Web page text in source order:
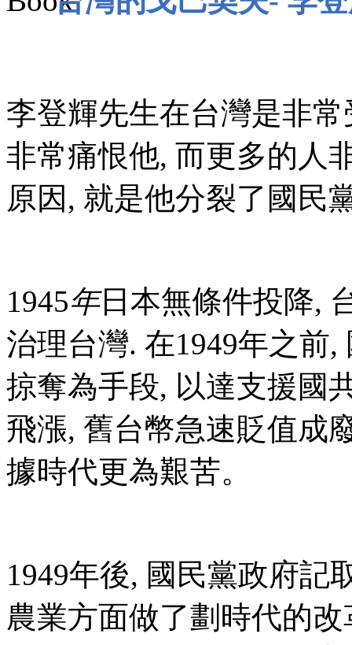
李登輝先生在台灣是非
非常痛恨他, 而更多的人
原因, 就是他分裂了國民
1945年日本無條件投降,
治理台灣. 在1949年之前
掠奪為手段, 以達支援國
飛漲, 舊台幣急速貶值成
據時代更為艱苦。
1949年後, 國民黨政府記
農業方面做了劃時代的